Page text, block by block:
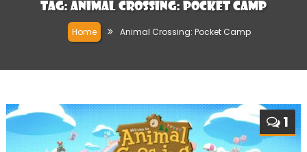
Tag: Animal Crossing: Pocket Camp
Home Animal Crossing: Pocket Camp
1